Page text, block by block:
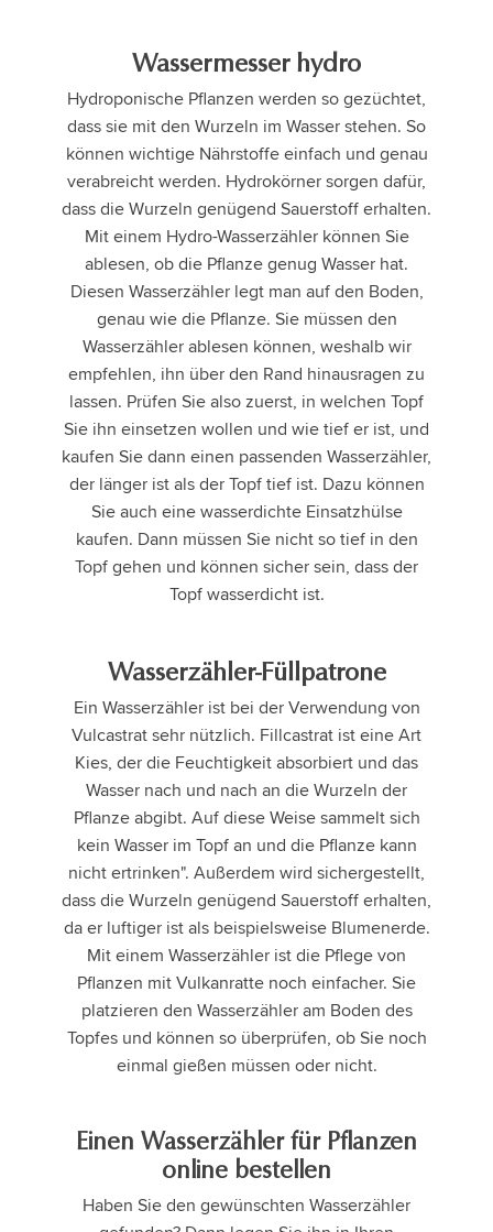
Wassermesser hydro
Hydroponische Pflanzen werden so gezüchtet,
dass sie mit den Wurzeln im Wasser stehen. So
können wichtige Nährstoffe einfach und genau
verabreicht werden. Hydrokörner sorgen dafür,
dass die Wurzeln genügend Sauerstoff erhalten.
Mit einem Hydro-Wasserzähler können Sie
ablesen, ob die Pflanze genug Wasser hat.
Diesen Wasserzähler legt man auf den Boden,
genau wie die Pflanze. Sie müssen den
Wasserzähler ablesen können, weshalb wir
empfehlen, ihn über den Rand hinausragen zu
lassen. Prüfen Sie also zuerst, in welchen Topf
Sie ihn einsetzen wollen und wie tief er ist, und
kaufen Sie dann einen passenden Wasserzähler,
der länger ist als der Topf tief ist. Dazu können
Sie auch eine wasserdichte Einsatzhülse
kaufen. Dann müssen Sie nicht so tief in den
Topf gehen und können sicher sein, dass der
Topf wasserdicht ist.
Wasserzähler-Füllpatrone
Ein Wasserzähler ist bei der Verwendung von
Vulcastrat sehr nützlich. Fillcastrat ist eine Art
Kies, der die Feuchtigkeit absorbiert und das
Wasser nach und nach an die Wurzeln der
Pflanze abgibt. Auf diese Weise sammelt sich
kein Wasser im Topf an und die Pflanze kann
nicht ertrinken". Außerdem wird sichergestellt,
dass die Wurzeln genügend Sauerstoff erhalten,
da er luftiger ist als beispielsweise Blumenerde.
Mit einem Wasserzähler ist die Pflege von
Pflanzen mit Vulkanratte noch einfacher. Sie
platzieren den Wasserzähler am Boden des
Topfes und können so überprüfen, ob Sie noch
einmal gießen müssen oder nicht.
Einen Wasserzähler für Pflanzen
online bestellen
Haben Sie den gewünschten Wasserzähler